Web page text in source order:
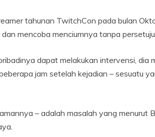
tahunan TwitchCon pada bulan
mencoba menciumnya tanpa
dapat melakukan intervensi, dia
jam setelah kejadian – sesuatu
– adalah masalah yang menurut